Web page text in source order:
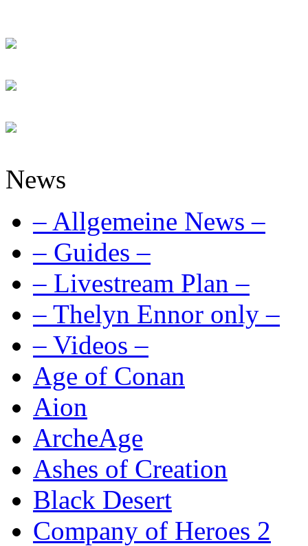
News
– Allgemeine News –
– Guides –
– Livestream Plan –
– Thelyn Ennor only –
– Videos –
Age of Conan
Aion
ArcheAge
Ashes of Creation
Black Desert
Company of Heroes 2